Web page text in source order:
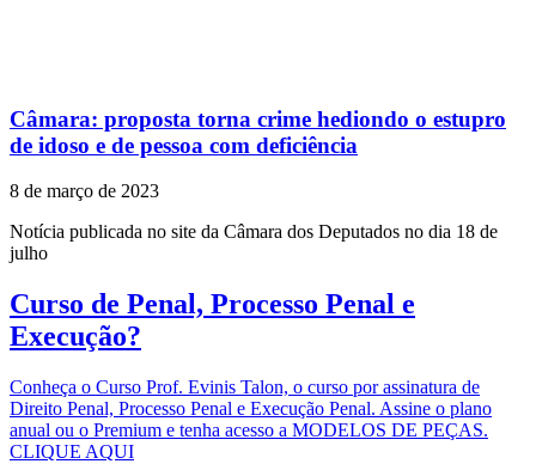
Câmara: proposta torna crime hediondo o estupro
de idoso e de pessoa com deficiência
8 de março de 2023
Notícia publicada no site da Câmara dos Deputados no dia 18 de
julho
Curso de Penal, Processo Penal e
Execução?
Conheça o Curso Prof. Evinis Talon, o curso por assinatura de
Direito Penal, Processo Penal e Execução Penal. Assine o plano
anual ou o Premium e tenha acesso a MODELOS DE PEÇAS.
CLIQUE AQUI